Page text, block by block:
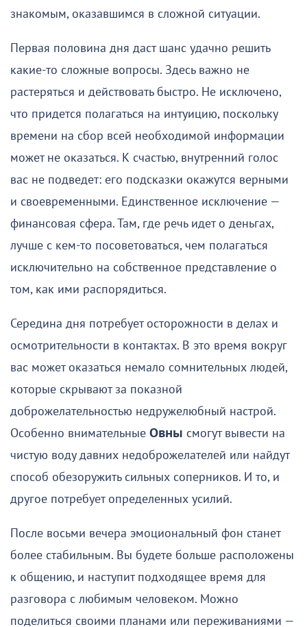
знакомым, оказавшимся в сложной ситуации.
Первая половина дня даст шанс удачно решить
какие-то сложные вопросы. Здесь важно не
растеряться и действовать быстро. Не исключено,
что придется полагаться на интуицию, поскольку
времени на сбор всей необходимой информации
может не оказаться. К счастью, внутренний голос
вас не подведет: его подсказки окажутся верными
и своевременными. Единственное исключение —
финансовая сфера. Там, где речь идет о деньгах,
лучше с кем-то посоветоваться, чем полагаться
исключительно на собственное представление о
том, как ими распорядиться.
Середина дня потребует осторожности в делах и
осмотрительности в контактах. В это время вокруг
вас может оказаться немало сомнительных людей,
которые скрывают за показной
доброжелательностью недружелюбный настрой.
Особенно внимательные Овны смогут вывести на
чистую воду давних недоброжелателей или найдут
способ обезоружить сильных соперников. И то, и
другое потребует определенных усилий.
После восьми вечера эмоциональный фон станет
более стабильным. Вы будете больше расположены
к общению, и наступит подходящее время для
разговора с любимым человеком. Можно
поделиться своими планами или переживаниями —